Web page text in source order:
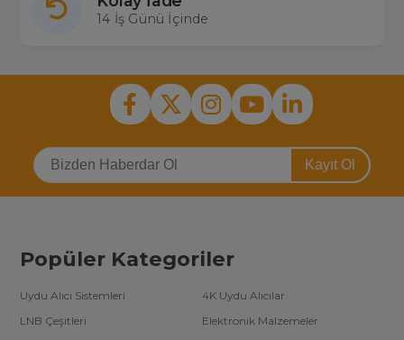
14 İş Günü İçinde
Kayıt Ol
Popüler Kategoriler
Uydu Alıcı Sistemleri
4K Uydu Alıcılar
LNB Çeşitleri
Elektronik Malzemeler